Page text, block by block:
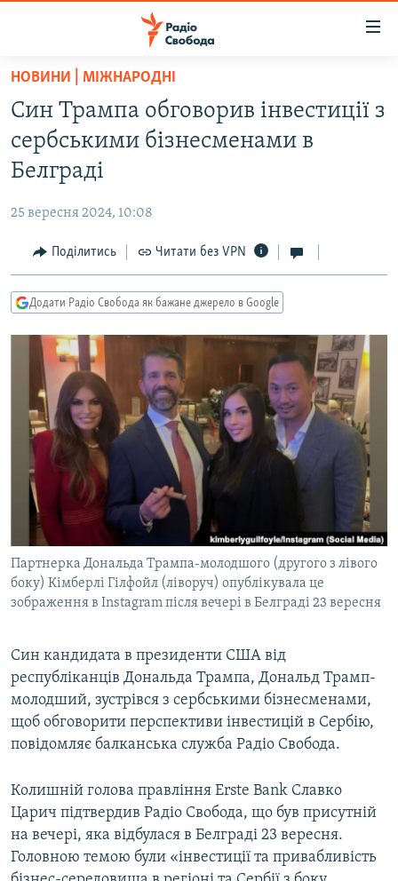
Перейти
основного
матеріалу
Перейти
до
основної
навігації
Перейти
до
пошуку
РАДІО СВОБОДА – 70 РОКІВ
ВСЕ ЗА ДОБУ
СТАТТІ
ЕКОНОМІКА
СУСПІЛЬСТВО
УКРАЇНА
СВІТ
РОСІЙСЬКА «ФІЛЬТРАЦІЯ»
ДОНБАС.РЕАЛІЇ
ТИ ЯК?
СХЕМИ
КИТАЙ.ВИКЛИКИ
МУЛЬТИМЕДІА
ФОТО
СПЕЦПРОЄКТИ
ПОДКАСТИ
КРИМ РЕАЛІЇ
РУС
УКР
КТАТ
ДОЛУЧАЙСЯ!
Усі сайти RFE/RL
НОВИНИ | МІЖНАРОДНІ
Син Трампа обговорив інвестиції з
сербськими бізнесменами в
Белграді
25 вересня 2024, 10:08
Поділитись Читати без VPN
Додати Радіо Свобода як бажане джерело в Google
Партнерка Дональда Трампа-молодшого (другого з лівого
боку) Кімберлі Гілфойл (ліворуч) опублікувала це
зображення в Instagram після вечері в Белграді 23 вересня
Син кандидата в президенти США від
республіканців Дональда Трампа, Дональд Трамп-
молодший, зустрівся з сербськими бізнесменами,
щоб обговорити перспективи інвестицій в Сербію,
повідомляє балканська служба Радіо Свобода.
Колишній голова правління Erste Bank Славко
Царич підтвердив Радіо Свобода, що був присутній
на вечері, яка відбулася в Белграді 23 вересня.
Головною темою були «інвестиції та привабливість